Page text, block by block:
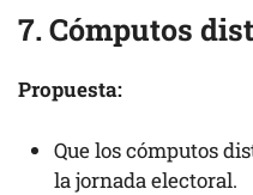
7. Cómputos
Propuesta:
Que los cómputos
la jornada electoral.